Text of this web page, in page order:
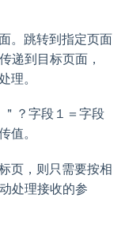
。跳转到指定页面
递到目标页面，
。
？字段１＝字段
。
页，则只需要按相
处理接收的参